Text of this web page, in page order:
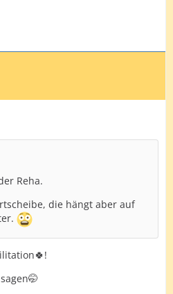
Reha.
die hängt aber auf